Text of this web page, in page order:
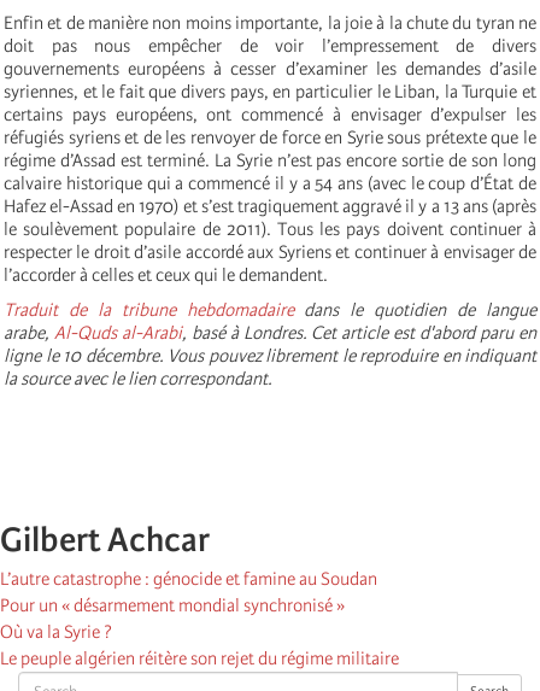
Search
Enfin et de manière non moins importante, la joie à la chute du tyran ne
doit pas nous empêcher de voir l’empressement de divers
gouvernements européens à cesser d’examiner les demandes d’asile
syriennes, et le fait que divers pays, en particulier le Liban, la Turquie et
certains pays européens, ont commencé à envisager d’expulser les
réfugiés syriens et de les renvoyer de force en Syrie sous prétexte que le
régime d’Assad est terminé. La Syrie n’est pas encore sortie de son long
calvaire historique qui a commencé il y a 54 ans (avec le coup d’État de
Hafez el-Assad en 1970) et s’est tragiquement aggravé il y a 13 ans (après
le soulèvement populaire de 2011). Tous les pays doivent continuer à
respecter le droit d’asile accordé aux Syriens et continuer à envisager de
l’accorder à celles et ceux qui le demandent.
Traduit de la tribune hebdomadairedans le quotidien de langue
arabe, Al-Quds al-Arabi, basé à Londres. Cet article est d'abord paru en
ligne le 10 décembre. Vous pouvez librement le reproduire en indiquant
la source avec le lien correspondant.
Gilbert Achcar
L’autre catastrophe : génocide et famine au Soudan
Pour un « désarmement mondial synchronisé »
Où va la Syrie ?
Le peuple algérien réitère son rejet du régime militaire